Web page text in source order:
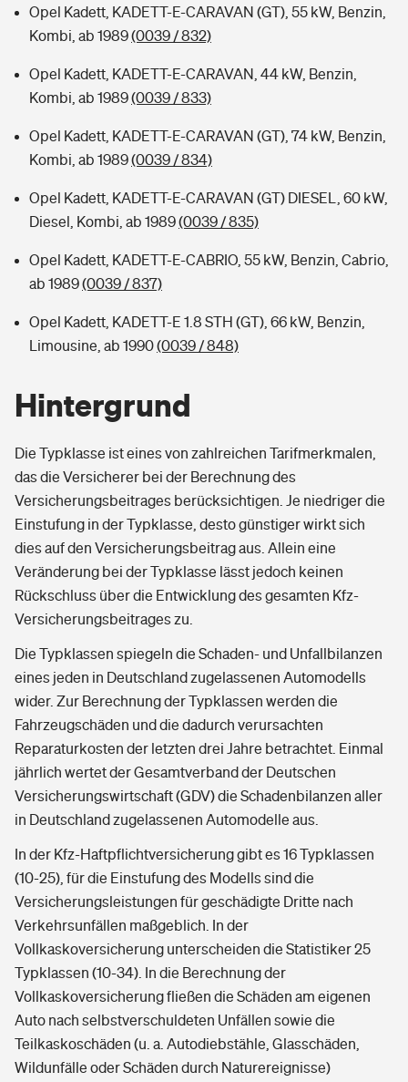
Opel Kadett, KADETT-E-CARAVAN (GT), 55 kW, Benzin,
Kombi, ab 1989(0039 / 832)
Opel Kadett, KADETT-E-CARAVAN, 44 kW, Benzin,
Kombi, ab 1989(0039 / 833)
Opel Kadett, KADETT-E-CARAVAN (GT), 74 kW, Benzin,
Kombi, ab 1989(0039 / 834)
Opel Kadett, KADETT-E-CARAVAN (GT) DIESEL, 60 kW,
Diesel, Kombi, ab 1989(0039 / 835)
Opel Kadett, KADETT-E-CABRIO, 55 kW, Benzin, Cabrio,
ab 1989(0039 / 837)
Opel Kadett, KADETT-E 1.8 STH (GT), 66 kW, Benzin,
Limousine, ab 1990(0039 / 848)
Hintergrund
Die Typklasse ist eines von zahlreichen Tarifmerkmalen,
das die Versicherer bei der Berechnung des
Versicherungsbeitrages berücksichtigen. Je niedriger die
Einstufung in der Typklasse, desto günstiger wirkt sich
dies auf den Versicherungsbeitrag aus. Allein eine
Veränderung bei der Typklasse lässt jedoch keinen
Rückschluss über die Entwicklung des gesamten Kfz-
Versicherungsbeitrages zu.
Die Typklassen spiegeln die Schaden- und Unfallbilanzen
eines jeden in Deutschland zugelassenen Automodells
wider. Zur Berechnung der Typklassen werden die
Fahrzeugschäden und die dadurch verursachten
Reparaturkosten der letzten drei Jahre betrachtet. Einmal
jährlich wertet der Gesamtverband der Deutschen
Versicherungswirtschaft (GDV) die Schadenbilanzen aller
in Deutschland zugelassenen Automodelle aus.
In der Kfz-Haftpflichtversicherung gibt es 16 Typklassen
(10-25), für die Einstufung des Modells sind die
Versicherungsleistungen für geschädigte Dritte nach
Verkehrsunfällen maßgeblich. In der
Vollkaskoversicherung unterscheiden die Statistiker 25
Typklassen (10-34). In die Berechnung der
Vollkaskoversicherung fließen die Schäden am eigenen
Auto nach selbstverschuldeten Unfällen sowie die
Teilkaskoschäden (u. a. Autodiebstähle, Glasschäden,
Wildunfälle oder Schäden durch Naturereignisse)